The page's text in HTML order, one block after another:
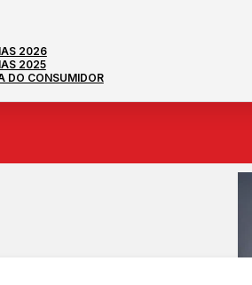
2026
2025
DO CONSUMIDOR